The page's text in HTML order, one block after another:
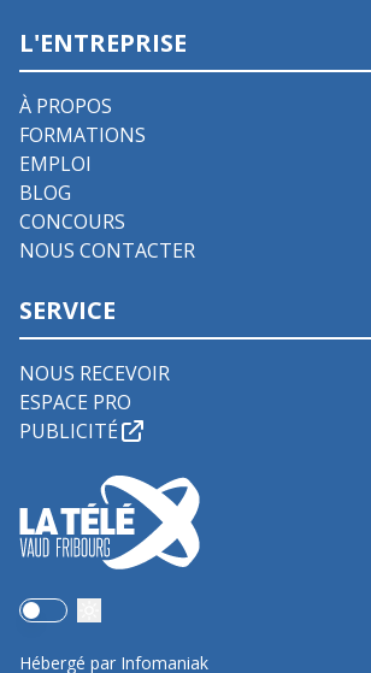
L'ENTREPRISE
À PROPOS
FORMATIONS
EMPLOI
BLOG
CONCOURS
NOUS CONTACTER
SERVICE
NOUS RECEVOIR
ESPACE PRO
PUBLICITÉ
Use setting
Hébergé par Infomaniak